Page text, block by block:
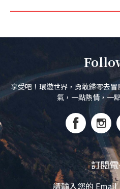
享受吧！環遊世界，勇敢歸零去
氣，一點熱情，一
訂閱